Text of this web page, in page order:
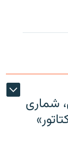
شماری